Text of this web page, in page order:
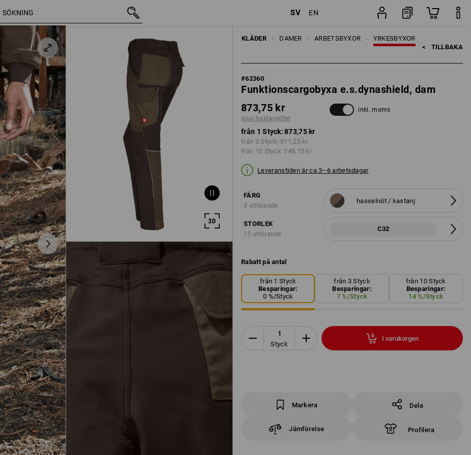
SV EN
KLÄDER YRKESBYXOR
ARBETSBYXOR
DAMER
< TILLBAKA
#62360
Funktionscargobyxa e.s.dynashield, dam
873,75 kr
plus fraktavgifter
inkl. moms
från 1 Styck:873,75 kr
från 3 Styck: 811,25 kr
från 10 Styck: 748,75 kr
Leveranstiden är ca 3–6 arbetsdagar
FÄRG
3 utförande
hasselnöt / kastanj
STORLEK
15 utförande
C32
Rabatt på antal
från 1 Styck
Besparingar:
0 %/Styck
från 3 Styck
Besparingar:
7 %/Styck
från 10 Styck
Besparingar:
14%/Styck
Styck
I varukorgen
Markera Dela
Jämförelse Profilera
C32